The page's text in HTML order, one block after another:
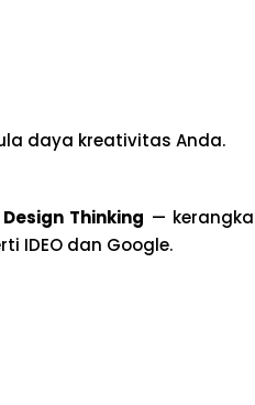
daya kreativitas Anda.
Design Thinking — kerangka
IDEO dan Google.